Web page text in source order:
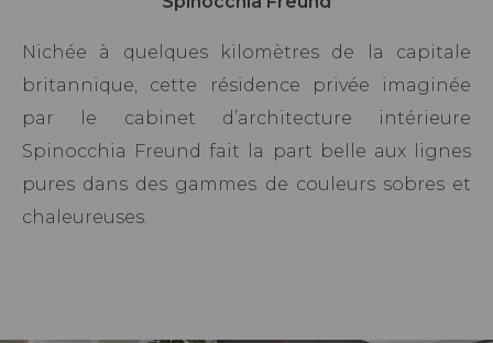
Nichée à quelques kilomètres de la capitale
britannique, cette résidence privée imaginée
par le cabinet d’architecture intérieure
Spinocchia Freund fait la part belle aux lignes
pures dans des gammes de couleurs sobres et
chaleureuses.